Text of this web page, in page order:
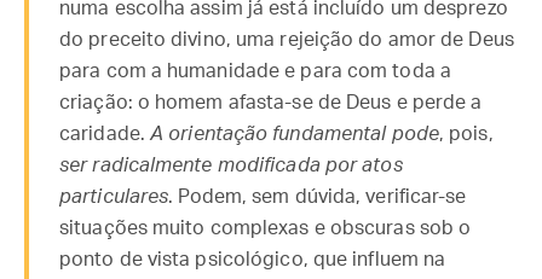
numa escolha assim já está incluído um desprezo
do preceito divino, uma rejeição do amor de Deus
para com a humanidade e para com toda a
criação: o homem afasta-se de Deus e perde a
caridade. A orientação fundamental pode, pois,
ser radicalmente modificada por atos
particulares. Podem, sem dúvida, verificar-se
situações muito complexas e obscuras sob o
ponto de vista psicológico, que influem na